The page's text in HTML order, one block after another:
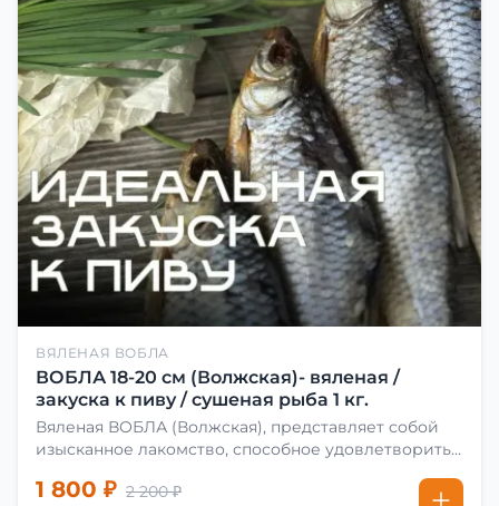
ВЯЛЕНАЯ ВОБЛА
ВОБЛА 18-20 см (Волжская)- вяленая /
закуска к пиву / сушеная рыба 1 кг.
Вяленая ВОБЛА (Волжская), представляет собой
изысканное лакомство, способное удовлетворить
сделать вяленую воблу, её сначала хорошо солят.
1 800 ₽ 2 200 ₽